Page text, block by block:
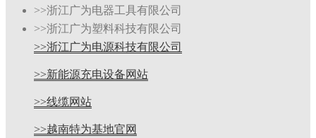
>>浙江广为电器工具有限公司
>>浙江广为塑料科技有限公司
>>浙江广为电源科技有限公司
>>新能源充电设备网站
>>线缆网站
>>越南特为基地官网